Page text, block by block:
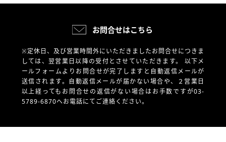
お問合せはこちら
※定休日、及び営業時間外にいただきましたお問合せにつきま
しては、翌営業日以降の受付とさせていただきます。 以下メ
ールフォームよりお問合せが完了しますと自動返信メールが
送信されます。自動返信メールが届かない場合や、
２営業日
以上経ってもお問合せの返信がない場合はお手数ですが03-
5789-6870へお電話にてご連絡ください。